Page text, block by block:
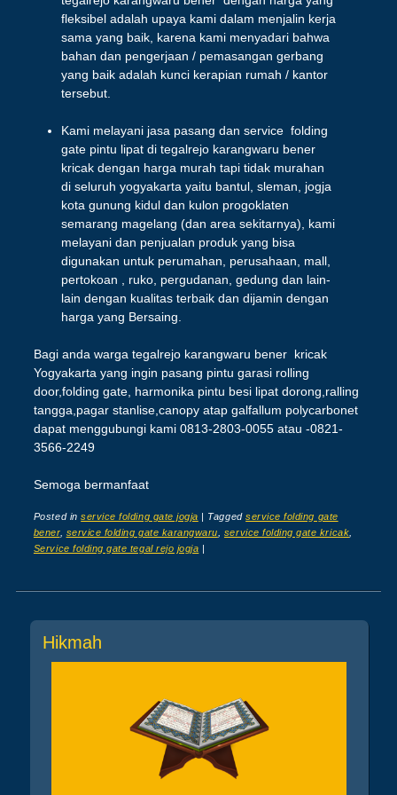
fleksibel adalah upaya kami dalam menjalin kerja
sama yang baik, karena kami menyadari bahwa
bahan dan pengerjaan / pemasangan gerbang
yang baik adalah kunci kerapian rumah / kantor
tersebut.
Kami melayani jasa pasang dan service folding
gate pintu lipat di tegalrejo karangwaru bener
kricak dengan harga murah tapi tidak murahan
di seluruh yogyakarta yaitu bantul, sleman, jogja
kota gunung kidul dan kulon progoklaten
semarang magelang (dan area sekitarnya), kami
melayani dan penjualan produk yang bisa
digunakan untuk perumahan, perusahaan, mall,
pertokoan , ruko, pergudanan, gedung dan lain-
lain dengan kualitas terbaik dan dijamin dengan
harga yang Bersaing.
Bagi anda warga tegalrejo karangwaru bener kricak
Yogyakarta yang ingin pasang pintu garasi rolling
door,folding gate, harmonika pintu besi lipat dorong,ralling
tangga,pagar stanlise,canopy atap galfallum polycarbonet
dapat menggubungi kami 0813-2803-0055 atau -0821-
3566-2249
Semoga bermanfaat
Posted inservice folding gate jogja | Taggedservice folding gate
bener, service folding gate karangwaru service folding gate kricak
Service folding gate tegal rejo jogja |
Post navigation
Hikmah